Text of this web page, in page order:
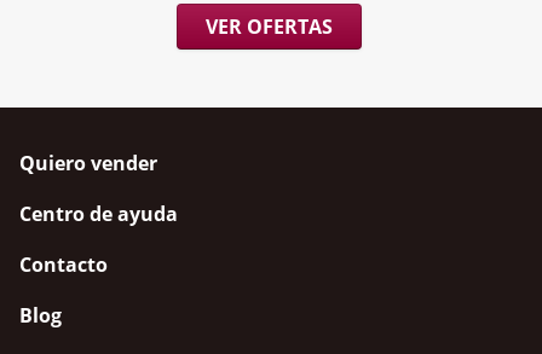
VER OFERTAS
Quiero vender
Centro de ayuda
Contacto
Blog